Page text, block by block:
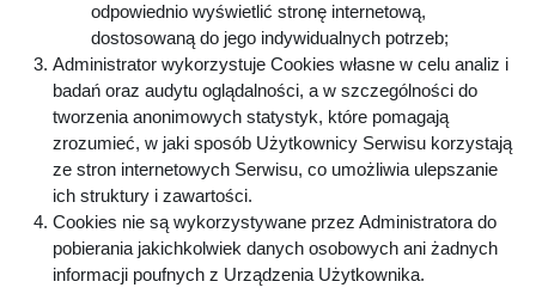
odpowiednio wyświetlić stronę internetową,
dostosowaną do jego indywidualnych potrzeb;
Administrator wykorzystuje Cookies własne w celu analiz i
badań oraz audytu oglądalności, a w szczególności do
tworzenia anonimowych statystyk, które pomagają
zrozumieć, w jaki sposób Użytkownicy Serwisu korzystają
ze stron internetowych Serwisu, co umożliwia ulepszanie
ich struktury i zawartości.
Cookies nie są wykorzystywane przez Administratora do
pobierania jakichkolwiek danych osobowych ani żadnych
informacji poufnych z Urządzenia Użytkownika.